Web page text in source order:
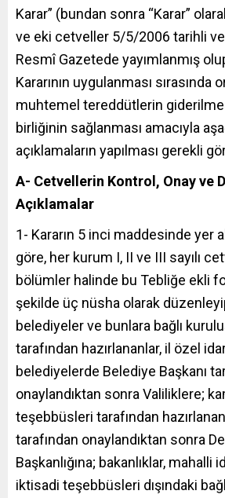
Karar” (bundan sonra “Karar”
ve eki cetveller 5/5/2006 tarihli ve
Resmî Gazetede yayımlanmış
Kararının uygulanması sırasında
muhtemel tereddütlerin
birliğinin sağlanması amacıyla
açıklamaların yapılması gerekli
A- Cetvellerin Kontrol, Onay ve
Açıklamalar
1- Kararın 5 inci maddesinde yer
göre, her kurum I, II ve III sayılı
bölümler halinde bu Tebliğe ekli
şekilde üç nüsha olarak
belediyeler ve bunlara bağlı
tarafından hazırlananlar, il özel
belediyelerde Belediye Başkanı
onaylandıktan sonra Valiliklere;
teşebbüsleri tarafından
tarafından onaylandıktan sonra
Başkanlığına; bakanlıklar, mahalli
iktisadi teşebbüsleri dışındaki